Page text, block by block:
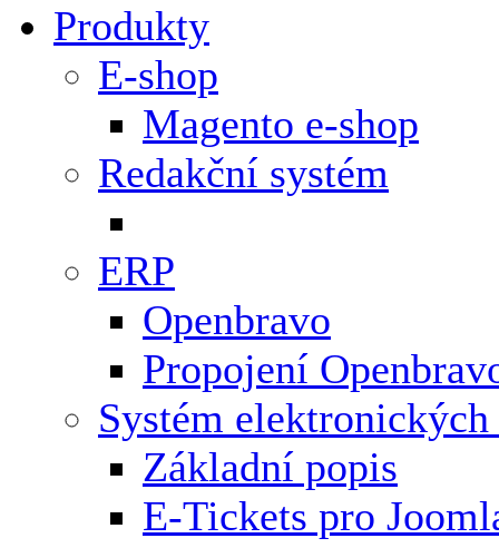
Produkty
E-shop
Magento e-shop
Redakční systém
ERP
Openbravo
Propojení
Systém elektronických
Základní popis
E-Tickets pro